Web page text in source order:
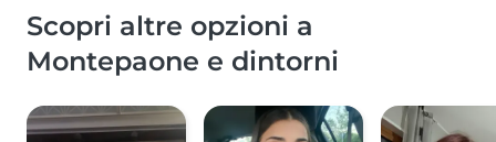
Scopri altre opzioni a
Montepaone e dintorni